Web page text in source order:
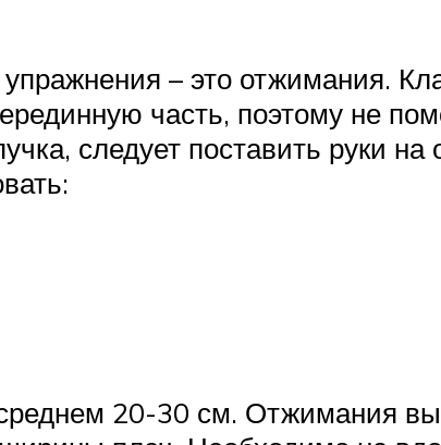
– это отжимания.
часть, поэтому не
следует поставить руки
20-30 см. Отжимания